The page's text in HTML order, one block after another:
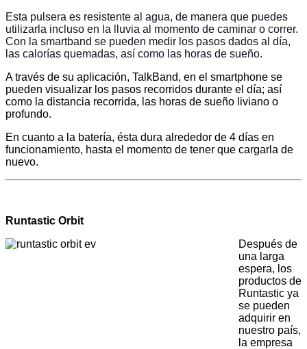
Esta pulsera es resistente al agua, de manera que puedes
utilizarla incluso en la lluvia al momento de caminar o correr.
Con la smartband se pueden medir los pasos dados al día,
las calorías quemadas, así como las horas de sueño.
A través de su aplicación, TalkBand, en el smartphone se
pueden visualizar los pasos recorridos durante el día; así
como la distancia recorrida, las horas de sueño liviano o
profundo.
En cuanto a la batería, ésta dura alrededor de 4 días en
funcionamiento, hasta el momento de tener que cargarla de
nuevo.
Runtastic Orbit
Después de
una larga
espera, los
productos de
Runtastic ya
se pueden
adquirir en
nuestro país,
la empresa